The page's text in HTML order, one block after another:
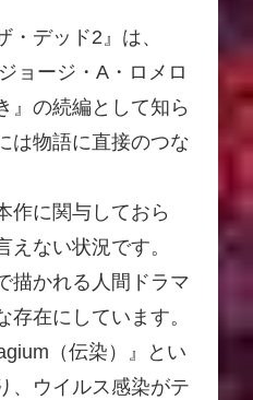
・デッド2』は、
ョージ・A・ロメロ
』の続編として知ら
は物語に直接のつな
作に関与しておら
ない状況です。
描かれる人間ドラマ
存在にしています。
（伝染）』とい
、ウイルス感染がテ